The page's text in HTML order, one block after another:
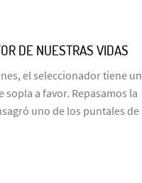
DE NUESTRAS VIDAS
el seleccionador tiene un
a favor. Repasamos la
uno de los puntales de